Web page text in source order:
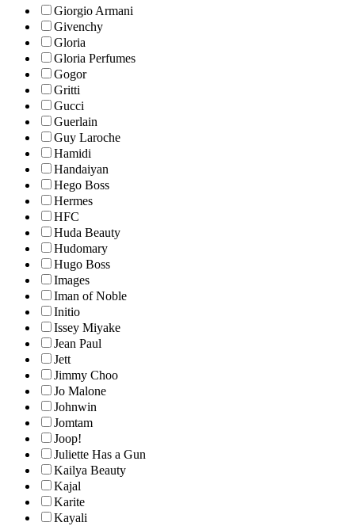
Giorgio Armani
Givenchy
Gloria
Gloria Perfumes
Gogor
Gritti
Gucci
Guerlain
Guy Laroche
Hamidi
Handaiyan
Hego Boss
Hermes
HFC
Huda Beauty
Hudomary
Hugo Boss
Images
Iman of Noble
Initio
Issey Miyake
Jean Paul
Jett
Jimmy Choo
Jo Malone
Johnwin
Jomtam
Joop!
Juliette Has a Gun
Kailya Beauty
Kajal
Karite
Kayali